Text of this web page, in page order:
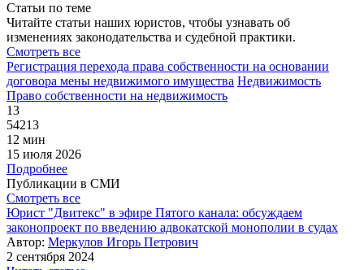
Статьи по теме
Читайте статьи наших юристов, чтобы узнавать об
изменениях законодательства и судебной практики.
Смотреть все
Регистрация перехода права собственности на основании
договора мены недвижимого имущества Недвижимость
Право собственности на недвижимость
13
54213
12 мин
15 июля 2026
Подробнее
Публикации в СМИ
Смотреть все
Юрист "Двитекс" в эфире Пятого канала: обсуждаем
законопроект по введению адвокатской монополии в судах
Автор: Меркулов Игорь Петрович
2 сентября 2024